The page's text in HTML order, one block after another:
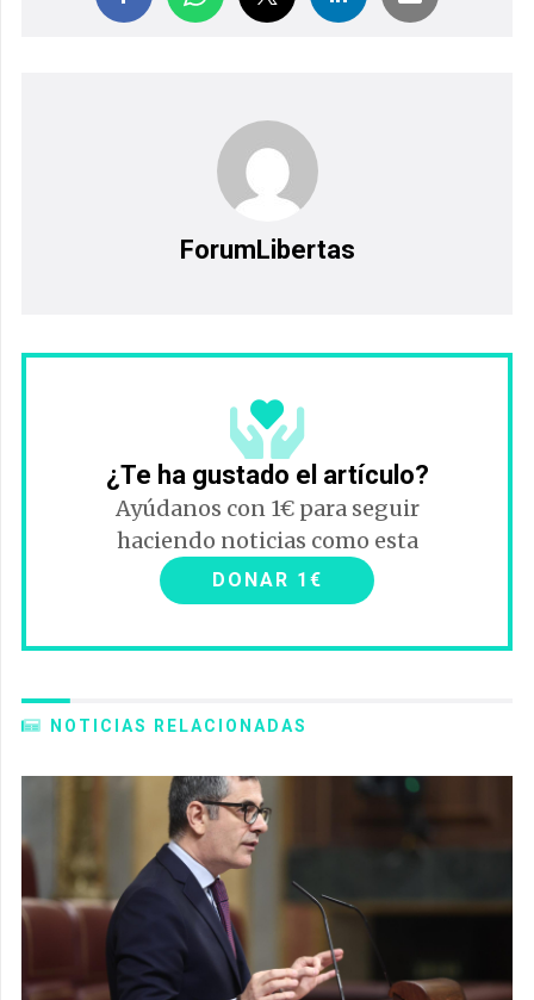
ForumLibertas
¿Te ha gustado el artículo?
Ayúdanos con 1€ para seguir
haciendo noticias como esta
DONAR 1€
NOTICIAS RELACIONADAS